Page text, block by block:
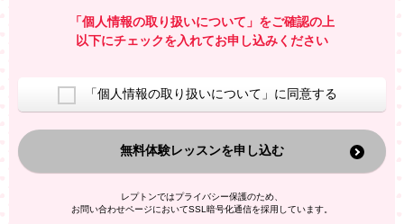
お問い合わせにお答えするため
レプトンのキャンペーンや新商品（新サービス）、新規開講教
室等をご案内するため
換した上で、広告・宣伝・販売促進活動に役立てること
上記の利用目的のために第三者へ提供すること
なお、この利用目的を超えた個人情報の取扱いは行いません。ま
た、これ以外の目的で個人情報を利用することはありません。
人情報を、本人が特定されないデータに不可逆変換した上で第三
者広告配信事業者においてマッチングを行い、その結果に基づい
「個人情報の取り扱いについて」をご確認の上
以下にチェックを入れてお申し込みください
「個人情報の取り扱いについて」に同意する
無料体験レッスンを申し込む
レプトンではプライバシー保護のため、
お問い合わせページにおいてSSL暗号化通信を採用しています。